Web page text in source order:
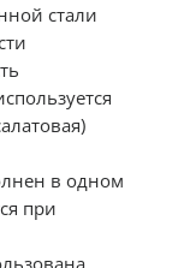
стали
в одном
при